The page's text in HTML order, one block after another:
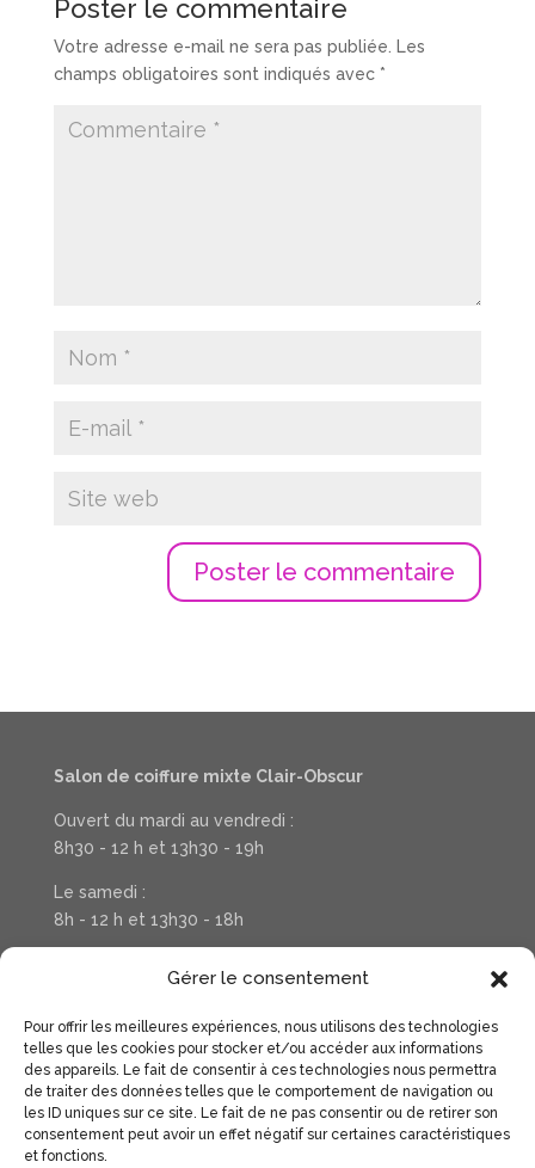
Gérer le consentement
Pour offrir les meilleures expériences, nous utilisons des technologies
telles que les cookies pour stocker et/ou accéder aux informations
des appareils. Le fait de consentir à ces technologies nous permettra
de traiter des données telles que le comportement de navigation ou
les ID uniques sur ce site. Le fait de ne pas consentir ou de retirer son
consentement peut avoir un effet négatif sur certaines caractéristiques
et fonctions.
Poster le commentaire
Votre adresse e-mail ne sera pas publiée. Les
champs obligatoires sont indiqués avec *
Salon de coiffure mixte Clair-Obscur
Ouvert du mardi au vendredi :
8h30 - 12 h et 13h30 - 19h
Le samedi :
8h - 12 h et 13h30 - 18h
Téléphone : 03 20 37 31 78
Suivez la vie de votre salon sur Facebook